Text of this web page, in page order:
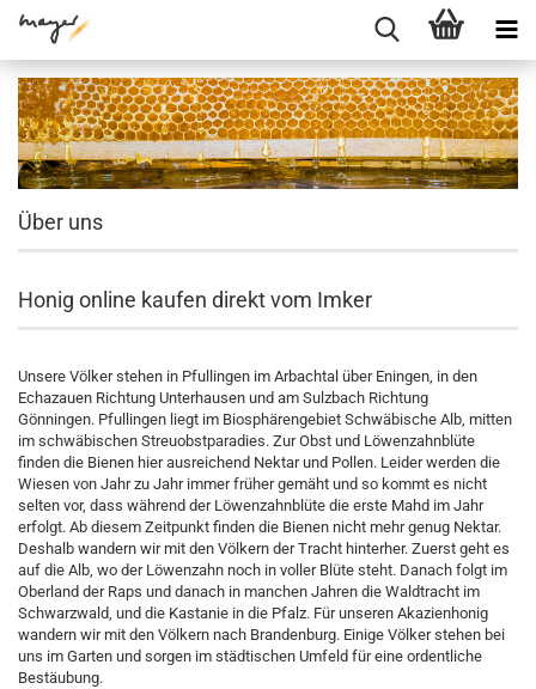
Über uns
Honig online kaufen direkt vom Imker
Unsere Völker stehen in Pfullingen im Arbachtal über Eningen, in den
Echazauen Richtung Unterhausen und am Sulzbach Richtung
Gönningen. Pfullingen liegt im Biosphärengebiet Schwäbische Alb, mitten
im schwäbischen Streuobstparadies. Zur Obst und Löwenzahnblüte
finden die Bienen hier ausreichend Nektar und Pollen. Leider werden die
Wiesen von Jahr zu Jahr immer früher gemäht und so kommt es nicht
selten vor, dass während der Löwenzahnblüte die erste Mahd im Jahr
erfolgt. Ab diesem Zeitpunkt finden die Bienen nicht mehr genug Nektar.
Deshalb wandern wir mit den Völkern der Tracht hinterher. Zuerst geht es
auf die Alb, wo der Löwenzahn noch in voller Blüte steht. Danach folgt im
Oberland der Raps und danach in manchen Jahren die Waldtracht im
Schwarzwald, und die Kastanie in die Pfalz. Für unseren Akazienhonig
wandern wir mit den Völkern nach Brandenburg. Einige Völker stehen bei
uns im Garten und sorgen im städtischen Umfeld für eine ordentliche
Bestäubung.